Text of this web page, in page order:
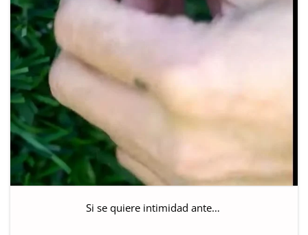
Si se quiere intimidad ante…